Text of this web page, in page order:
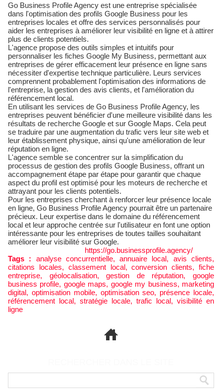
Go Business Profile Agency est une entreprise spécialisée
dans l'optimisation des profils Google Business pour les
entreprises locales et offre des services personnalisés pour
aider les entreprises à améliorer leur visibilité en ligne et à attirer
plus de clients potentiels.
L'agence propose des outils simples et intuitifs pour
personnaliser les fiches Google My Business, permettant aux
entreprises de gérer efficacement leur présence en ligne sans
nécessiter d'expertise technique particulière. Leurs services
comprennent probablement l'optimisation des informations de
l'entreprise, la gestion des avis clients, et l'amélioration du
référencement local.
En utilisant les services de Go Business Profile Agency, les
entreprises peuvent bénéficier d'une meilleure visibilité dans les
résultats de recherche Google et sur Google Maps. Cela peut
se traduire par une augmentation du trafic vers leur site web et
leur établissement physique, ainsi qu'une amélioration de leur
réputation en ligne.
L'agence semble se concentrer sur la simplification du
processus de gestion des profils Google Business, offrant un
accompagnement étape par étape pour garantir que chaque
aspect du profil est optimisé pour les moteurs de recherche et
attrayant pour les clients potentiels.
Pour les entreprises cherchant à renforcer leur présence locale
en ligne, Go Business Profile Agency pourrait être un partenaire
précieux. Leur expertise dans le domaine du référencement
local et leur approche centrée sur l'utilisateur en font une option
intéressante pour les entreprises de toutes tailles souhaitant
améliorer leur visibilité sur Google.
https://go.businessprofile.agency/
Tags : analyse concurrentielle, annuaire local, avis clients,
citations locales, classement local, conversion clients, fiche
entreprise, géolocalisation, gestion de réputation,
google
business profile, google maps, google my business, marketing
digital, optimisation mobile, optimisation seo, présence locale,
référencement local, stratégie locale, trafic local, visibilité en
ligne